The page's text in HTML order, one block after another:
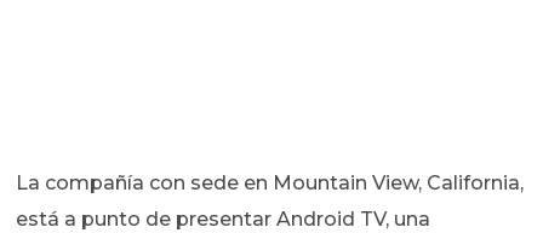
La compañía con sede en Mountain View, California,
está a punto de presentar Android TV, una